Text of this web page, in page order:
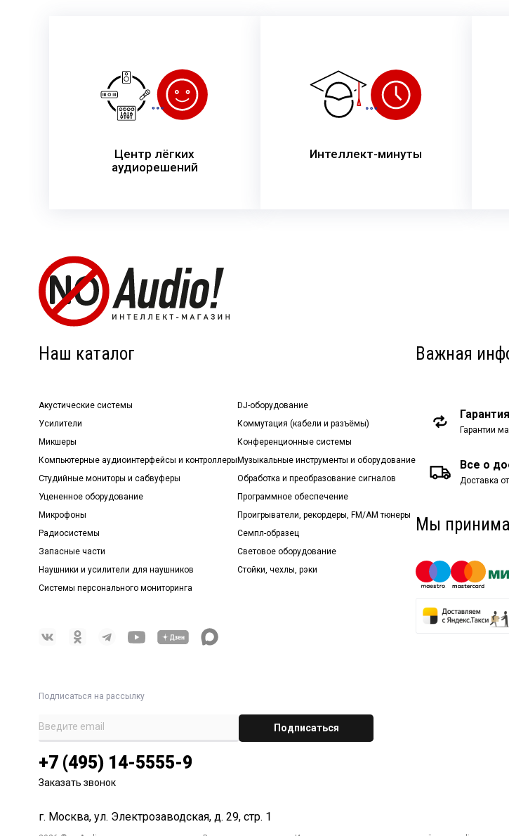
Центр лёгких
аудиорешений
Интеллект-минуты
Наш каталог
Акустические системы
Усилители
Микшеры
Компьютерные аудиоинтерфейсы и контроллеры
Студийные мониторы и сабвуферы
Уцененное оборудование
Микрофоны
Радиосистемы
Запасные части
Наушники и усилители для наушников
Системы персонального мониторинга
DJ-оборудование
Коммутация (кабели и разъёмы)
Конференционные системы
Музыкальные инструменты и оборудование
Обработка и преобразование сигналов
Программное обеспечение
Проигрыватели, рекордеры, FM/AM тюнеры
Семпл-образец
Световое оборудование
Стойки, чехлы, рэки
Подписаться на рассылку
+7 (495) 14-5555-9
Заказать звонок
г. Москва, ул. Электрозаводская, д. 29, стр. 1
Важная
Гарантии
Все о
Доставка
Мы